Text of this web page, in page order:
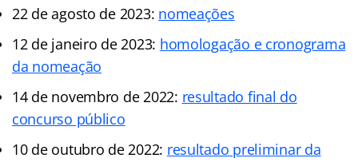
22 de agosto de 2023: nomeações
12 de janeiro de 2023: homologação e cronograma
da nomeação
14 de novembro de 2022: resultado final do
concurso público
10 de outubro de 2022: resultado preliminar da